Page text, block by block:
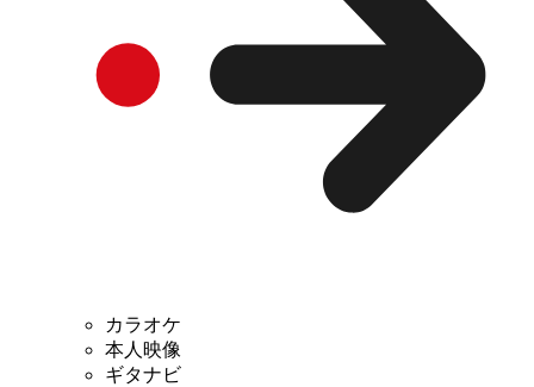
カラオケ
本人映像
ギタナビ